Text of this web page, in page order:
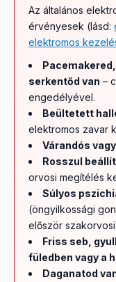
Az általános
érvényesek (lásd:
elektromos
serkentőd van –
engedélyével.
Beültetett
elektromos zavar
Várandós vagy
Rosszul
orvosi megítélés
Súlyos
(öngyilkossági
először
Friss seb,
füledben vagy a
Daganatod